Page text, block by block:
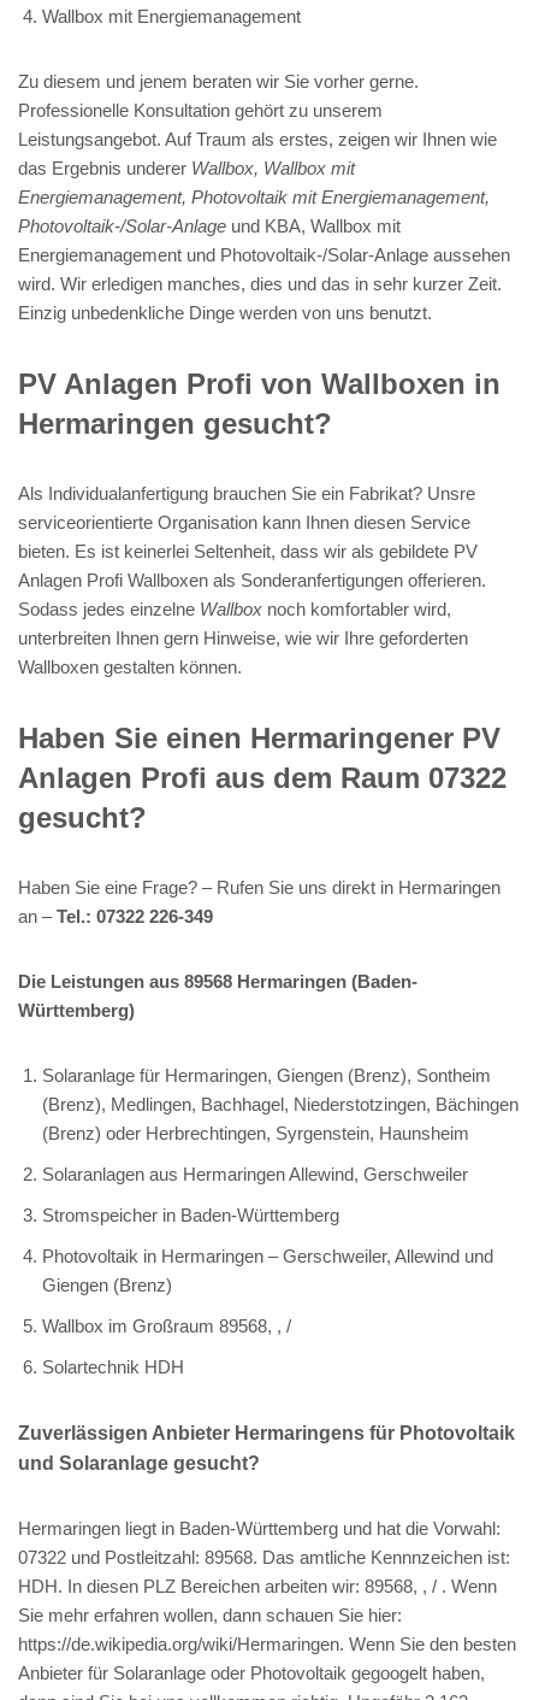
Wallbox mit Energiemanagement
Zu diesem und jenem beraten wir Sie vorher gerne.
Professionelle Konsultation gehört zu unserem
Leistungsangebot. Auf Traum als erstes, zeigen wir Ihnen wie
das Ergebnis underer Wallbox, Wallbox mit
Energiemanagement, Photovoltaik mit Energiemanagement,
Photovoltaik-/Solar-Anlage und KBA, Wallbox mit
Energiemanagement und Photovoltaik-/Solar-Anlage aussehen
wird. Wir erledigen manches, dies und das in sehr kurzer Zeit.
Einzig unbedenkliche Dinge werden von uns benutzt.
PV Anlagen Profi von Wallboxen in
Hermaringen gesucht?
Als Individualanfertigung brauchen Sie ein Fabrikat? Unsre
serviceorientierte Organisation kann Ihnen diesen Service
bieten. Es ist keinerlei Seltenheit, dass wir als gebildete PV
Anlagen Profi Wallboxen als Sonderanfertigungen offerieren.
Sodass jedes einzelne Wallbox noch komfortabler wird,
unterbreiten Ihnen gern Hinweise, wie wir Ihre geforderten
Wallboxen gestalten können.
Haben Sie einen Hermaringener PV
Anlagen Profi aus dem Raum 07322
gesucht?
Haben Sie eine Frage? – Rufen Sie uns direkt in Hermaringen
an –Tel.: 07322 226-349
Die Leistungen aus 89568 Hermaringen (Baden-
Württemberg)
Solaranlage für Hermaringen, Giengen (Brenz), Sontheim
(Brenz), Medlingen, Bachhagel, Niederstotzingen, Bächingen
(Brenz) oder Herbrechtingen, Syrgenstein, Haunsheim
Solaranlagen aus Hermaringen Allewind, Gerschweiler
Stromspeicher in Baden-Württemberg
Photovoltaik in Hermaringen – Gerschweiler, Allewind und
Giengen (Brenz)
Wallbox im Großraum 89568, , /
Solartechnik HDH
Zuverlässigen Anbieter Hermaringens für Photovoltaik
und Solaranlage gesucht?
Hermaringen liegt in Baden-Württemberg und hat die Vorwahl:
07322 und Postleitzahl: 89568. Das amtliche Kennnzeichen ist:
HDH. In diesen PLZ Bereichen arbeiten wir: 89568, , / . Wenn
Sie mehr erfahren wollen, dann schauen Sie hier:
https://de.wikipedia.org/wiki/Hermaringen. Wenn Sie den besten
Anbieter für Solaranlage oder Photovoltaik gegoogelt haben,